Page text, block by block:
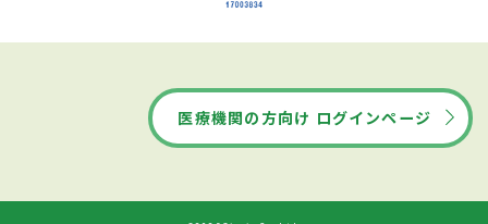
医療機関の方向け ログインページ